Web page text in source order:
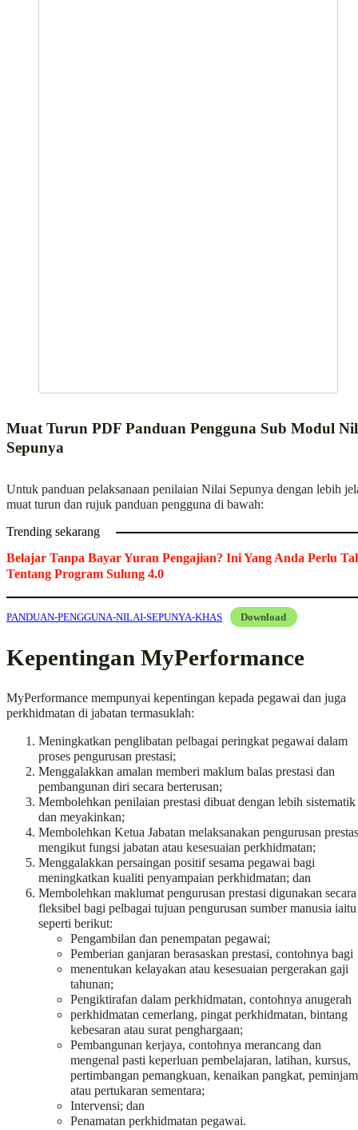
Muat Turun PDF Panduan Pengguna Sub Modul
Sepunya
Untuk panduan pelaksanaan penilaian Nilai Sepunya dengan lebih
muat turun dan rujuk panduan pengguna di bawah:
Trending sekarang
Belajar Tanpa Bayar Yuran Pengajian? Ini Yang Anda Perlu
Tentang Program Sulung 4.0
PANDUAN-PENGGUNA-NILAI-SEPUNYA-KHAS Download
Kepentingan MyPerformance
MyPerformance mempunyai kepentingan kepada pegawai dan juga
perkhidmatan di jabatan termasuklah:
Meningkatkan penglibatan pelbagai peringkat pegawai dalam
proses pengurusan prestasi;
Menggalakkan amalan memberi maklum balas prestasi dan
pembangunan diri secara berterusan;
Membolehkan penilaian prestasi dibuat dengan lebih sistematik
dan meyakinkan;
Membolehkan Ketua Jabatan melaksanakan pengurusan
mengikut fungsi jabatan atau kesesuaian perkhidmatan;
Menggalakkan persaingan positif sesama pegawai bagi
meningkatkan kualiti penyampaian perkhidmatan; dan
Membolehkan maklumat pengurusan prestasi digunakan secara
fleksibel bagi pelbagai tujuan pengurusan sumber manusia iaitu
seperti berikut:
Pengambilan dan penempatan pegawai;
Pemberian ganjaran berasaskan prestasi, contohnya bagi
menentukan kelayakan atau kesesuaian pergerakan gaji
tahunan;
Pengiktirafan dalam perkhidmatan, contohnya anugerah
perkhidmatan cemerlang, pingat perkhidmatan, bintang
kebesaran atau surat penghargaan;
Pembangunan kerjaya, contohnya merancang dan
mengenal pasti keperluan pembelajaran, latihan, kursus,
pertimbangan pemangkuan, kenaikan pangkat,
atau pertukaran sementara;
Intervensi; dan
Penamatan perkhidmatan pegawai.